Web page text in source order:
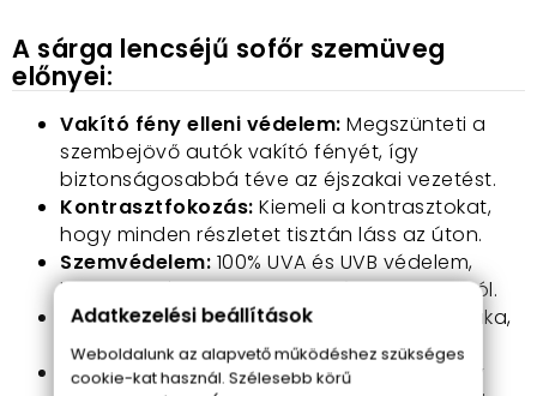
A sárga lencséjű sofőr szemüveg
előnyei:
Vakító fény elleni védelem: Megszünteti a
szembejövő autók vakító fényét, így
biztonságosabbá téve az éjszakai vezetést.
Kontrasztfokozás: Kiemeli a kontrasztokat,
hogy minden részletet tisztán láss az úton.
Szemvédelem: 100% UVA és UVB védelem,
hogy megóvd szemedet a káros sugaraktól.
Sokoldalúság:Kiválóan használható éjszaka,
ködben és verőfényes nappalokon is.
Kényelem:Könnyű, kényelmes keret, amely
Adatkezelési beállítások
Weboldalunk az alapvető működéshez szükséges
cookie-kat használ. Szélesebb körű